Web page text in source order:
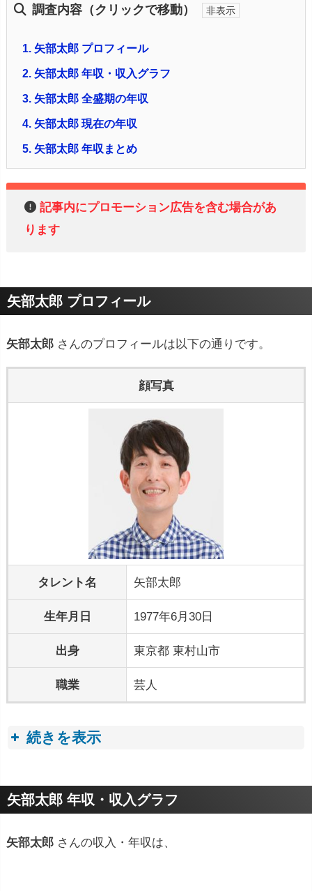
調査内容（クリックで移動）
1. 矢部太郎 プロフィール
2. 矢部太郎 年収・収入グラフ
3. 矢部太郎 全盛期の年収
4. 矢部太郎 現在の年収
5. 矢部太郎 年収まとめ
記事内にプロモーション広告を含む場合があ
ります
矢部太郎 プロフィール
矢部太郎 さんのプロフィールは以下の通りです。
顔写真
タレント名 矢部太郎
生年月日 1977年6月30日
出身 東京都 東村山市
職業 芸人
続きを表示
プロフィールトピック
矢部太郎 年収・収入グラフ
矢部太郎 さんの収入・年収は、